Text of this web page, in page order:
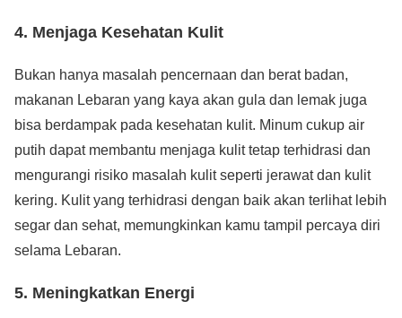
4. Menjaga Kesehatan Kulit
Bukan hanya masalah pencernaan dan berat badan,
makanan Lebaran yang kaya akan gula dan lemak juga
bisa berdampak pada kesehatan kulit. Minum cukup air
putih dapat membantu menjaga kulit tetap terhidrasi dan
mengurangi risiko masalah kulit seperti jerawat dan kulit
kering. Kulit yang terhidrasi dengan baik akan terlihat lebih
segar dan sehat, memungkinkan kamu tampil percaya diri
selama Lebaran.
5. Meningkatkan Energi